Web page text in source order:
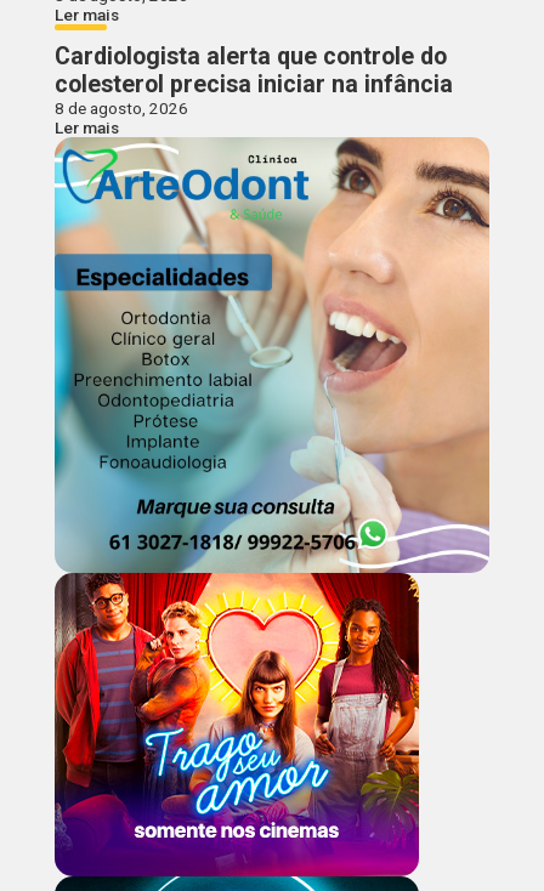
Ler mais
Cardiologista alerta que controle do
colesterol precisa iniciar na infância
8 de agosto, 2026
Ler mais